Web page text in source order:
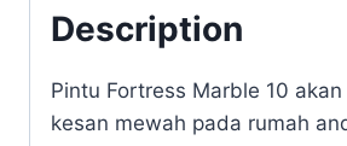
Description
Pintu Fortress Marble 10
kesan mewah pada rumah